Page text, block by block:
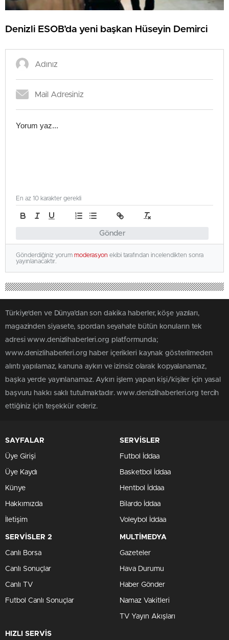
Denizli ESOB’da yeni başkan Hüseyin Demirci
Gönder
En az 10 karakter gerekli
Gönderdiğiniz yorum moderasyon ekibi tarafından incelendikten sonra
yayınlanacaktır.
Türkiye'den ve Dünya’dan son dakika haberler, köşe yazıları,
magazinden siyasete, spordan seyahate bütün konuların tek
adresi www.denizlihaberleri.org platformunda;
www.denizlihaberleri.org haber içerikleri kaynak gösterilmeden
alıntı yapılamaz, kanuna aykırı ve izinsiz olarak kopyalanamaz,
başka yerde yayınlanamaz. Aykırı işlem yapan kişi/kişiler için yasal
başvuru hakkı saklı tutulmaktadır. www.denizlihaberleri.org tercih
ettiğiniz için teşekkür ederiz.
SAYFALAR
Üye Girişi
Üye Kaydı
Künye
Hakkımızda
İletişim
SERVİSLER
Futbol İddaa
Basketbol İddaa
Hentbol İddaa
Bilardo İddaa
Voleybol İddaa
SERVİSLER 2
Canlı Borsa
Canlı Sonuçlar
Canlı TV
Futbol Canlı Sonuçlar
MULTİMEDYA
Gazeteler
Hava Durumu
Haber Gönder
Namaz Vakitleri
TV Yayın Akışları
HIZLI SERVİS